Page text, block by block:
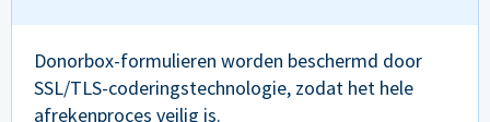
Donorbox-formulieren worden beschermd door
SSL/TLS-coderingstechnologie, zodat het hele
afrekenproces veilig is.